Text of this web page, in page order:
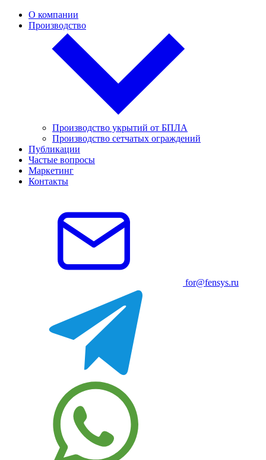
О компании
Производство
Производство укрытий от БПЛА
Производство сетчатых ограждений
Публикации
Частые вопросы
Маркетинг
Контакты
for@fensys.ru